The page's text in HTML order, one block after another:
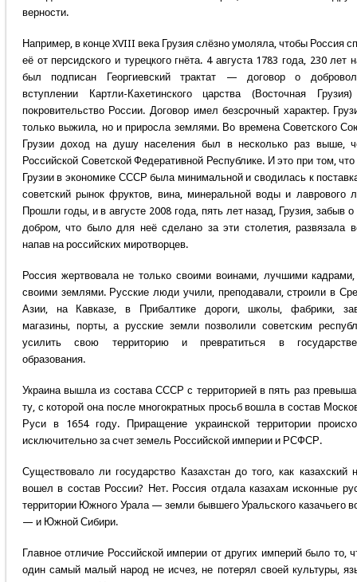
верности.
Например, в конце XVIII века Грузия слёзно умоляла, чтобы Россия
её от персидского и турецкого гнёта. 4 августа 1783 года, 230 лет
был подписан Георгиевский трактат — договор о
вступлении Картли-Кахетинского царства (Восточная
покровительство России. Договор имел безсрочный характер.
только выжила, но и приросла землями. Во времена Советского
Грузии доход на душу населения был в несколько раз выше,
Российской Советской Федеративной Республике. И это при том,
Грузии в экономике СССР была минимальной и сводилась к
советский рынок фруктов, вина, минеральной воды и лаврового
Прошли годы, и в августе 2008 года, пять лет назад, Грузия, забыв
добром, что было для неё сделано за эти столетия, развязала
напав на российских миротворцев.
Россия жертвовала не только своими воинами, лучшими
своими землями. Русские люди учили, преподавали, строили в
Азии, на Кавказе, в Прибалтике дороги, школы, фабрики,
магазины, порты, а русские земли позволили советским
усилить свою территорию и превратиться в
образования.
Украина вышла из состава СССР с территорией в пять раз
ту, с которой она после многократных просьб вошла в состав
Руси в 1654 году. Приращение украинской территории
исключительно за счет земель Российской империи и РСФСР.
Существовало ли государство Казахстан до того, как казахский
вошел в состав России? Нет. Россия отдала казахам исконные
территории Южного Урала — земли бывшего Уральского казачьего
— и Южной Сибири.
Главное отличие Российской империи от других империй было то,
один самый малый народ не исчез, не потерял своей культуры,